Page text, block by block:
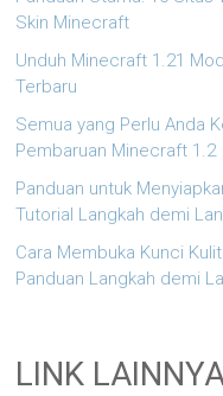
Skin Minecraft
Unduh Minecraft 1.21
Terbaru
Semua yang Perlu Anda
Pembaruan Minecraft 1.2
Panduan untuk
Tutorial Langkah demi
Cara Membuka Kunci
Panduan Langkah demi
LINK